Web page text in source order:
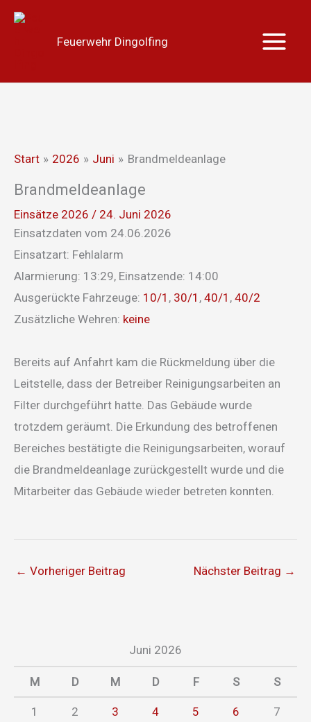
Zum
Feuerwehr Dingolfing
Start 2026 Juni Brandmeldeanlage
Brandmeldeanlage
Einsätze 2026 / 24. Juni 2026
Einsatzdaten vom 24.06.2026
Einsatzart: Fehlalarm
Alarmierung: 13:29, Einsatzende: 14:00
Ausgerückte Fahrzeuge: 10/1 , 30/1 , 40/1 , 40/2
Zusätzliche Wehren: keine
Bereits auf Anfahrt kam die Rückmeldung über die
Leitstelle, dass der Betreiber Reinigungsarbeiten an
Filter durchgeführt hatte. Das Gebäude wurde
trotzdem geräumt. Die Erkundung des betroffenen
Bereiches bestätigte die Reinigungsarbeiten, worauf
die Brandmeldeanlage zurückgestellt wurde und die
Mitarbeiter das Gebäude wieder betreten konnten.
← Vorheriger Beitrag Nächster Beitrag →
Juni 2026
M D M D F S S
1 2 3 4 5 6
7
Main